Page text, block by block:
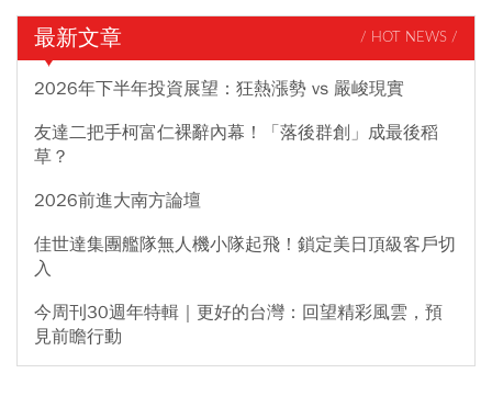
最新文章 / HOT NEWS /
2026年下半年投資展望：狂熱漲勢 vs 嚴峻現實
友達二把手柯富仁裸辭內幕！「落後群創」成最後稻
草？
2026前進大南方論壇
佳世達集團艦隊無人機小隊起飛！鎖定美日頂級客戶切
入
今周刊30週年特輯｜更好的台灣：回望精彩風雲，預
見前瞻行動